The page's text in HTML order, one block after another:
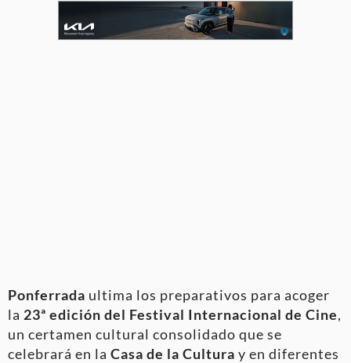
Ponferrada ultima los preparativos para acoger
la 23ª edición del Festival Internacional de Cine,
un certamen cultural consolidado que se
celebrará en la Casa de la Cultura y en diferentes